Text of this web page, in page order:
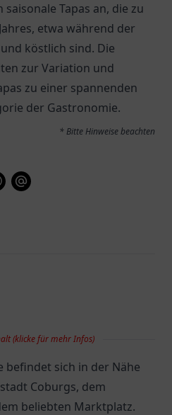
Tapas an, die zu
etwa während der
köstlich sind. Die
zur Variation und
zu einer spannenden
der Gastronomie.
* Bitte Hinweise beachten
(klicke für mehr Infos)
befindet sich in der Nähe
Coburgs, dem
beliebten Marktplatz.